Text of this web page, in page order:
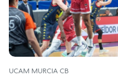
UCAM MURCIA CB